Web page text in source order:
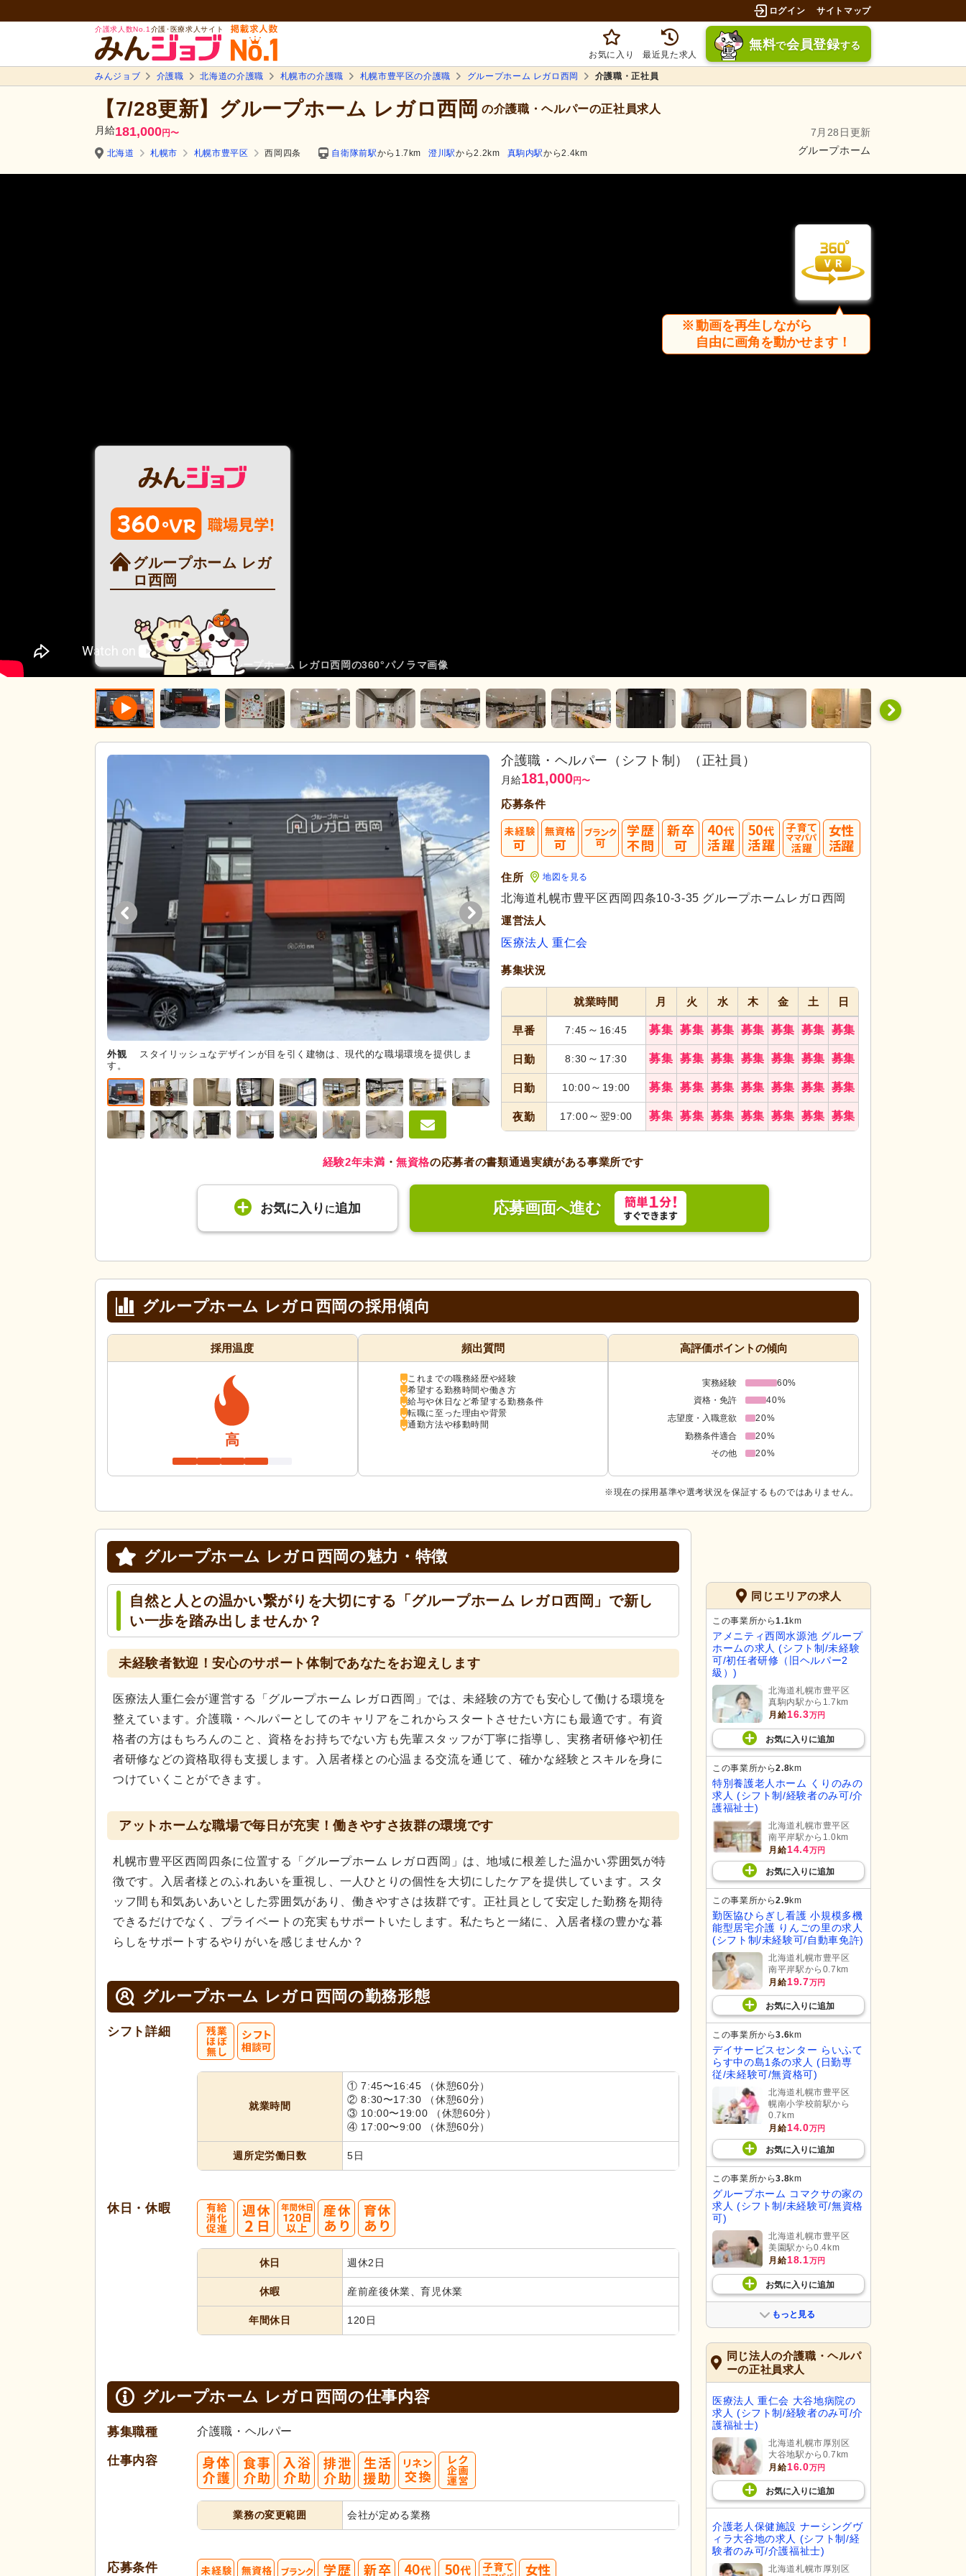
ログイン サイトマップ
介護求人数No.1 介護･医療求人サイト
お気に入り 最近見た求人
無料で会員登録する
みんジョブ 介護職 北海道の介護職 札幌市の介護職 札幌市豊平区の介護職 グループホーム レガロ西岡 介護職・正社員
【7/28更新】グループホーム レガロ西岡 の介護職・ヘルパーの正社員求人
月給181,000円〜
7月28日更新
グループホーム
北海道 札幌市 札幌市豊平区 西岡四条 自衛隊前駅から1.7km 澄川駅から2.2km 真駒内駅から2.4km
グループホーム レガ
ロ西岡
動画を再生しながら
自由に画角を動かせます！
グループホーム レガロ西岡の360°パノラマ画像
外観
スタイリッシュなデザインが目を引く建物は、現代的な職場環境を提供しま
す。
明るい窓際に飾られたクリスマスツリーが、居心地の良さを感じさせます。ス
タッフが季節感を大切にしています。
介護職・ヘルパー（シフト制）（正社員）
月給181,000円〜
応募条件
住所 地図を見る
北海道札幌市豊平区西岡四条10-3-35 グループホームレガロ西岡
運営法人
医療法人 重仁会
募集状況
就業時間 月 火 水 木 金 土 日
早番 7:45 ～ 16:45 募集 募集 募集 募集 募集 募集 募集
日勤 8:30 ～ 17:30 募集 募集 募集 募集 募集 募集 募集
日勤 10:00～ 19:00 募集 募集 募集 募集 募集 募集 募集
夜勤 17:00～ 翌9:00 募集 募集 募集 募集 募集 募集 募集
経験2年未満 ・無資格の応募者の書類通過実績がある事業所です
お気に入り に追加 応募画面へ進む
グループホーム レガロ西岡の採用傾向
採用温度
高
頻出質問
これまでの職務経歴や経験
希望する勤務時間や働き方
給与や休日など希望する勤務条件
転職に至った理由や背景
通勤方法や移動時間
高評価ポイントの傾向
実務経験
60%
資格・免許
40%
志望度・入職意欲
20%
勤務条件適合
20%
その他
20%
※現在の採用基準や選考状況を保証するものではありません。
グループホーム レガロ西岡の魅力・特徴
自然と人との温かい繋がりを大切にする「グループホーム レガロ西岡」で新し
い一歩を踏み出しませんか？
未経験者歓迎！安心のサポート体制であなたをお迎えします
医療法人重仁会が運営する「グループホーム レガロ西岡」では、未経験の方でも安心して働ける環境を
整えています。介護職・ヘルパーとしてのキャリアをこれからスタートさせたい方にも最適です。有資
格者の方はもちろんのこと、資格をお持ちでない方も先輩スタッフが丁寧に指導し、実務者研修や初任
者研修などの資格取得も支援します。入居者様との心温まる交流を通じて、確かな経験とスキルを身に
つけていくことができます。
アットホームな職場で毎日が充実！働きやすさ抜群の環境です
札幌市豊平区西岡四条に位置する「グループホーム レガロ西岡」は、地域に根差した温かい雰囲気が特
徴です。入居者様とのふれあいを重視し、一人ひとりの個性を大切にしたケアを提供しています。スタ
ッフ間も和気あいあいとした雰囲気があり、働きやすさは抜群です。正社員として安定した勤務を期待
できるだけでなく、プライベートの充実もサポートいたします。私たちと一緒に、入居者様の豊かな暮
らしをサポートするやりがいを感じませんか？
グループホーム レガロ西岡の勤務形態
シフト詳細
就業時間
① 7:45〜16:45 （休憩60分）
② 8:30〜17:30 （休憩60分）
③ 10:00〜19:00 （休憩60分）
④ 17:00〜9:00 （休憩60分）
週所定労働日数 5日
休日・休暇
休日 週休2日
休暇 産前産後休業、育児休業
年間休日 120日
グループホーム レガロ西岡の仕事内容
募集職種 介護職・ヘルパー
仕事内容
業務の変更範囲 会社が定める業務
応募条件
同じエリアの求人
この事業所から1.1km
アメニティ西岡水源池 グループ
ホームの求人 (シフト制/未経験
可/初任者研修（旧ヘルパー2
級）)
北海道札幌市豊平区
真駒内駅から1.7km
月給16.3万円
お気に入り に追加
この事業所から2.8km
特別養護老人ホーム くりのみの
求人 (シフト制/経験者のみ可/介
護福祉士)
北海道札幌市豊平区
南平岸駅から1.0km
月給14.4万円
お気に入り に追加
この事業所から2.9km
勤医協ひらぎし看護 小規模多機
能型居宅介護 りんごの里の求人
(シフト制/未経験可/自動車免許)
北海道札幌市豊平区
南平岸駅から0.7km
月給19.7万円
お気に入り に追加
この事業所から3.6km
デイサービスセンター らいふて
らす中の島1条の求人 (日勤専
従/未経験可/無資格可)
北海道札幌市豊平区
幌南小学校前駅から
0.7km
月給14.0万円
お気に入り に追加
この事業所から3.8km
グループホーム コマクサの家の
求人 (シフト制/未経験可/無資格
可)
北海道札幌市豊平区
美園駅から0.4km
月給18.1万円
お気に入り に追加
もっと見る
同じ法人の介護職・ヘルパ
ーの正社員求人
医療法人 重仁会 大谷地病院の
求人 (シフト制/経験者のみ可/介
護福祉士)
北海道札幌市厚別区
大谷地駅から0.7km
月給16.0万円
お気に入り に追加
介護老人保健施設 ナーシングヴ
ィラ大谷地の求人 (シフト制/経
験者のみ可/介護福祉士)
北海道札幌市厚別区